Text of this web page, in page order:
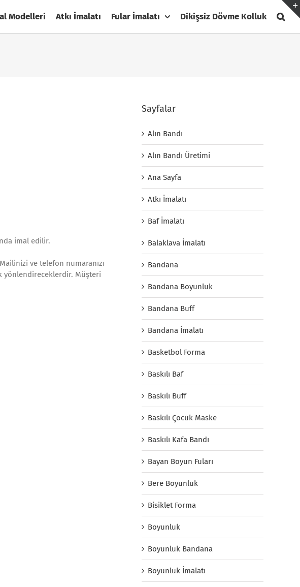
Modelleri Atkı İmalatı Fular İmalatı Dikişsiz Dövme Kolluk
imal edilir.
ve telefon numaranızı
yönlendireceklerdir. Müşteri
Sayfalar
Alın Bandı
Alın Bandı Üretimi
Ana Sayfa
Atkı İmalatı
Baf İmalatı
Balaklava İmalatı
Bandana
Bandana Boyunluk
Bandana Buff
Bandana İmalatı
Basketbol Forma
Baskılı Baf
Baskılı Buff
Baskılı Çocuk Maske
Baskılı Kafa Bandı
Bayan Boyun Fuları
Bere Boyunluk
Bisiklet Forma
Boyunluk
Boyunluk Bandana
Boyunluk İmalatı